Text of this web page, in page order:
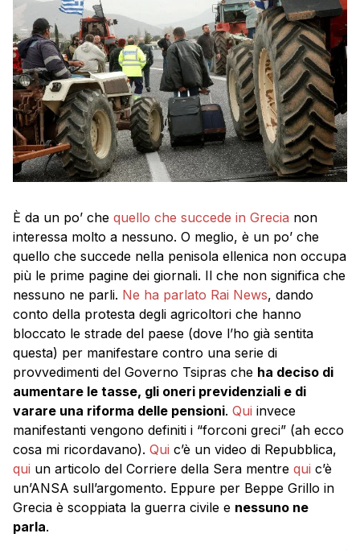
È da un po’ che quello che succede in Grecia non
interessa molto a nessuno. O meglio, è un po’ che
quello che succede nella penisola ellenica non occupa
più le prime pagine dei giornali. Il che non significa che
nessuno ne parli. Ne ha parlato Rai News, dando
conto della protesta degli agricoltori che hanno
bloccato le strade del paese (dove l’ho già sentita
questa) per manifestare contro una serie di
provvedimenti del Governo Tsipras che ha deciso di
aumentare le tasse, gli oneri previdenziali e di
varare una riforma delle pensioni. Qui invece
manifestanti vengono definiti i “forconi greci” (ah ecco
cosa mi ricordavano). Qui c’è un video di Repubblica,
qui un articolo del Corriere della Sera mentre qui c’è
un’ANSA sull’argomento. Eppure per Beppe Grillo in
Grecia è scoppiata la guerra civile e nessuno ne
parla.